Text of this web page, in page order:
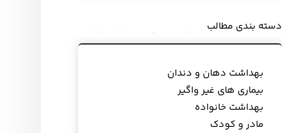
دسته بندی مطالب
بهداشت دهان و دندان
بیماری های غیر واگیر
بهداشت خانواده
مادر و کودک